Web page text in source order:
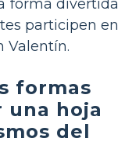
forma divertida
participen en
Valentín.
formas
una hoja
del